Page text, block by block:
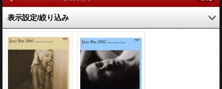
表示設定/絞り込み